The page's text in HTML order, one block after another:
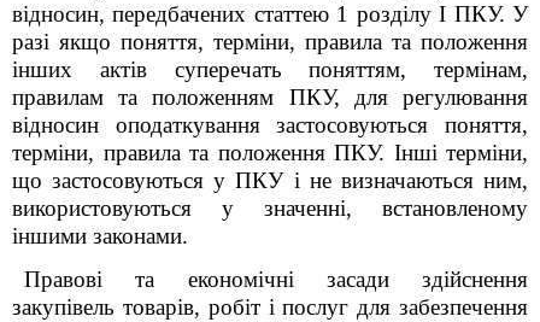
відносин, передбачених статтею 1 розділу I ПКУ. У
разі якщо поняття, терміни, правила та положення
інших актів суперечать поняттям, термінам,
правилам та положенням ПКУ, для регулювання
відносин оподаткування застосовуються поняття,
терміни, правила та положення ПКУ. Інші терміни,
що застосовуються у ПКУ і не визначаються ним,
використовуються у значенні, встановленому
іншими законами.
Правові та економічні засади здійснення
закупівель товарів, робіт і послуг для забезпечення